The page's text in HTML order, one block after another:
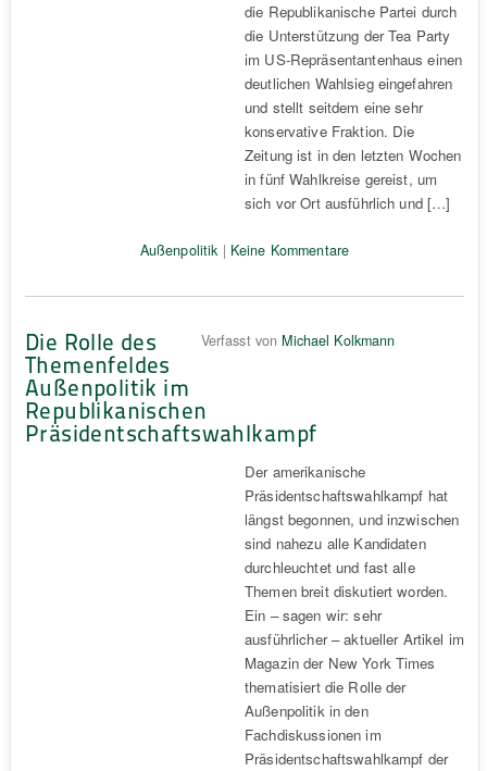
die Republikanische Partei durch
die Unterstützung der Tea Party
im US-Repräsentantenhaus einen
deutlichen Wahlsieg eingefahren
und stellt seitdem eine sehr
konservative Fraktion. Die
Zeitung ist in den letzten Wochen
in fünf Wahlkreise gereist, um
sich vor Ort ausführlich und […]
Außenpolitik | Keine Kommentare
Die Rolle des
Themenfeldes
Außenpolitik im
Republikanischen
Präsidentschaftswahlkampf
Verfasst von Michael Kolkmann
Der amerikanische
Präsidentschaftswahlkampf hat
längst begonnen, und inzwischen
sind nahezu alle Kandidaten
durchleuchtet und fast alle
Themen breit diskutiert worden.
Ein – sagen wir: sehr
ausführlicher – aktueller Artikel im
Magazin der New York Times
thematisiert die Rolle der
Außenpolitik in den
Fachdiskussionen im
Präsidentschaftswahlkampf der